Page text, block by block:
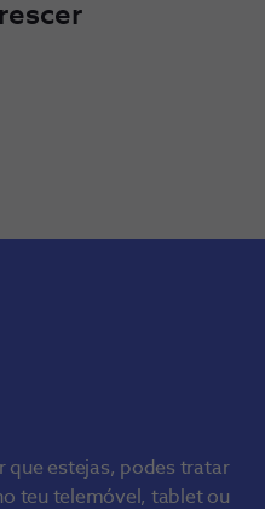
que estejas, podes tratar
teu telemóvel, tablet ou